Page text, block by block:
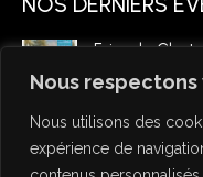
Nous
Nous utilisons des
expérience de
Facebook
s'ouvre
nouvelle
fenêtre
YouTube
s'ouvre
nouvelle
fenêtre
LinkedIn
s'ouvre
une
nouvelle
fenêtre
Pinterest
s'ouvre
nouvelle
fenêtre
Foire de
6 mars 2026